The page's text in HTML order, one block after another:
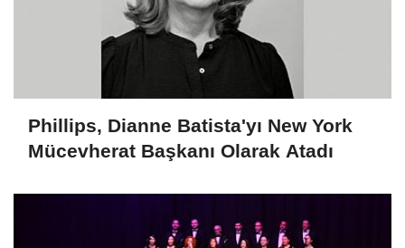
Phillips, Dianne Batista'yı New York
Mücevherat Başkanı Olarak Atadı